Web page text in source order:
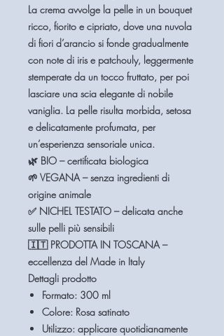
La crema avvolge la pelle in un bouquet
ricco, fiorito e cipriato, dove una nuvola
di fiori d’arancio si fonde gradualmente
con note di iris e patchouly, leggermente
stemperate da un tocco fruttato, per poi
lasciare una scia elegante di nobile
vaniglia. La pelle risulta morbida, setosa
e delicatamente profumata, per
un’esperienza sensoriale unica.
🌿 BIO – certificata biologica
🌱 VEGANA– senza ingredienti di
origine animale
✅ NICHEL TESTATO – delicata anche
sulle pelli più sensibili
🇮🇹 PRODOTTA IN TOSCANA–
eccellenza del Made in Italy
Dettagli prodotto
Formato: 300 ml
Colore: Rosa satinato
Utilizzo: applicare quotidianamente